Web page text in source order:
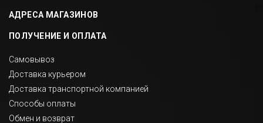
АДРЕСА МАГАЗИНОВ
ПОЛУЧЕНИЕ И ОПЛАТА
Самовывоз
Доставка курьером
Доставка транспортной компанией
Способы оплаты
Обмен и возврат